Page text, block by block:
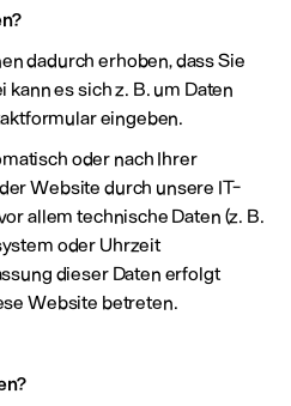
dadurch erhoben, dass Sie
es sich z. B. um Daten
eingeben.
oder nach Ihrer
Website durch unsere IT-
allem technische Daten (z. B.
oder Uhrzeit
dieser Daten erfolgt
Website betreten.